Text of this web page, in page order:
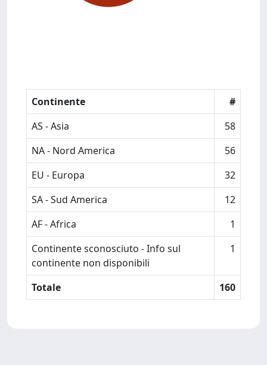
Continente
#
AS - Asia
58
NA - Nord America
56
EU - Europa
32
SA - Sud America
12
AF - Africa
1
Continente sconosciuto - Info sul
continente non disponibili
1
Totale 160